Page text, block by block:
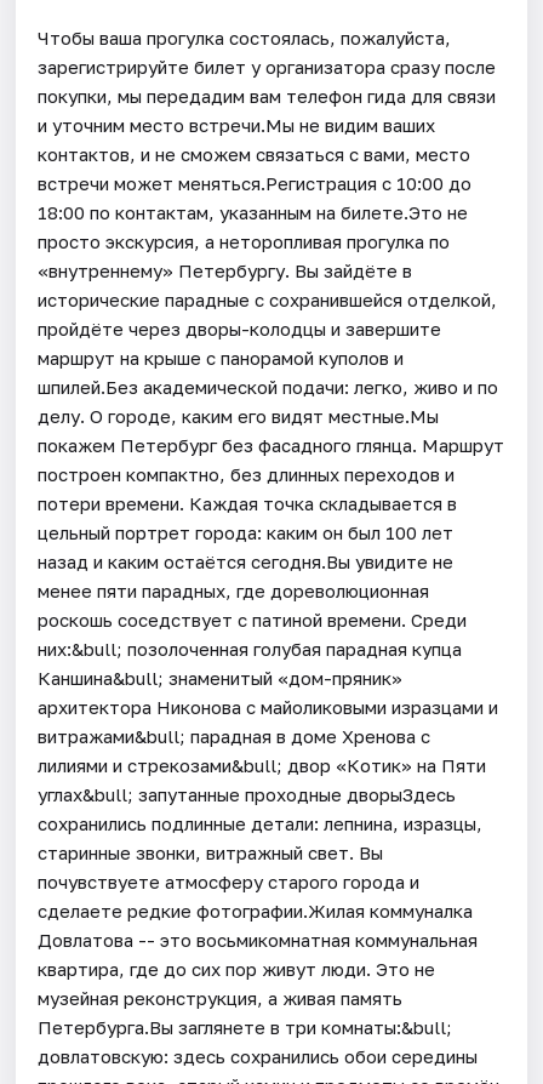
Чтобы ваша прогулка состоялась, пожалуйста,
зарегистрируйте билет у организатора сразу после
покупки, мы передадим вам телефон гида для связи
и уточним место встречи.Мы не видим ваших
контактов, и не сможем связаться с вами, место
встречи может меняться.Регистрация с 10:00 до
18:00 по контактам, указанным на билете.Это не
просто экскурсия, а неторопливая прогулка по
«внутреннему» Петербургу. Вы зайдёте в
исторические парадные с сохранившейся отделкой,
пройдёте через дворы-колодцы и завершите
маршрут на крыше с панорамой куполов и
шпилей.Без академической подачи: легко, живо и по
делу. О городе, каким его видят местные.Мы
покажем Петербург без фасадного глянца. Маршрут
построен компактно, без длинных переходов и
потери времени. Каждая точка складывается в
цельный портрет города: каким он был 100 лет
назад и каким остаётся сегодня.Вы увидите не
менее пяти парадных, где дореволюционная
роскошь соседствует с патиной времени. Среди
них:&bull; позолоченная голубая парадная купца
Каншина&bull; знаменитый «дом-пряник»
архитектора Никонова с майоликовыми изразцами и
витражами&bull; парадная в доме Хренова с
лилиями и стрекозами&bull; двор «Котик» на Пяти
углах&bull; запутанные проходные дворыЗдесь
сохранились подлинные детали: лепнина, изразцы,
старинные звонки, витражный свет. Вы
почувствуете атмосферу старого города и
сделаете редкие фотографии.Жилая коммуналка
Довлатова -- это восьмикомнатная коммунальная
квартира, где до сих пор живут люди. Это не
музейная реконструкция, а живая память
Петербурга.Вы заглянете в три комнаты:&bull;
довлатовскую: здесь сохранились обои середины